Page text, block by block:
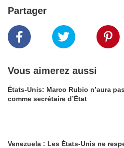
Partager
Vous aimerez aussi
États-Unis: Marco Rubio n’aura
comme secrétaire d’État
Venezuela : Les États-Unis ne